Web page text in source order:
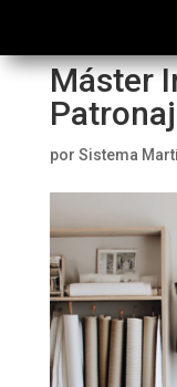
Máster
por Sistema